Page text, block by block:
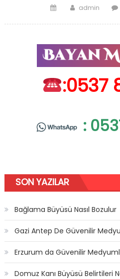
PostedAuthor
admin
:0537
:
SON YAZILAR
Bağlama Büyüsü Nasıl Bozulur
Gazi Antep De Güvenilir
Erzurum da Güvenilir
Domuz Kanı Büyüsü Belirtileri